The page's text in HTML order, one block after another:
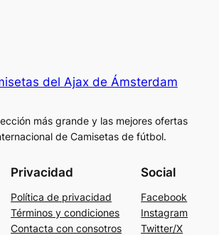
del Ajax de Ámsterdam
más grande y las mejores ofertas
de Camisetas de fútbol.
Privacidad
Política de privacidad
Términos y condiciones
Contacta con consotros
Social
Facebook
Instagram
Twitter/X